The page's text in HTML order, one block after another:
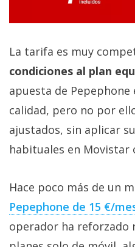
La tarifa es muy
condiciones al plan
apuesta de
calidad, pero no por
ajustados, sin aplicar
habituales en Movistar
Hace poco más de un
Pepephone de 15 €/
operador ha reforzado